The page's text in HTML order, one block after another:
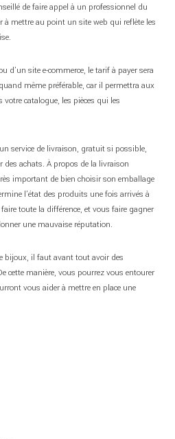
de faire appel à un professionnel du
mettre au point un site web qui reflète les
d’un site e-commerce, le tarif à payer sera
même préférable, car il permettra aux
catalogue, les pièces qui les
service de livraison, gratuit si possible,
des achats. À propos de la livraison
important de bien choisir son emballage
l’état des produits une fois arrivés à
toute la différence, et vous faire gagner
une mauvaise réputation.
bijoux, il faut avant tout avoir des
cette manière, vous pourrez vous entourer
vous aider à mettre en place une